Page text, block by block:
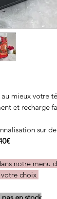
mieux votre
et recharge
sur
notre menu
choix